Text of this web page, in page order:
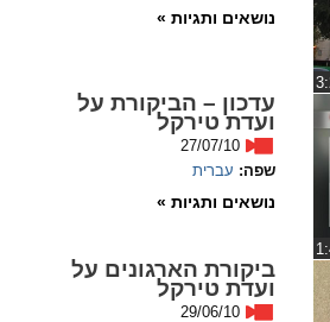
brightness_low
קישורים
סימון קישורים
cached
flag
השארת
נושאים ותגיות »
עדכון – הביקורת על
ועדת טירקל
27/07/10
שפה: עברית
נושאים ותגיות »
ביקורת הארגונים על
ועדת טירקל
29/06/10